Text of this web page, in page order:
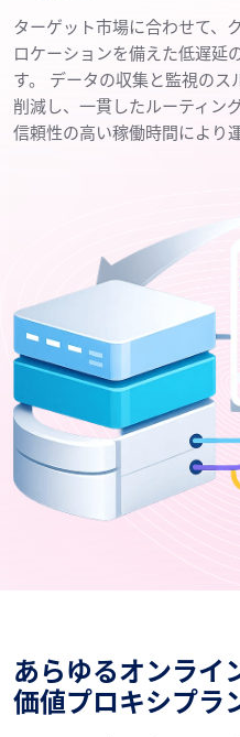
ターゲット市場に合わせて、
ロケーションを備えた低遅延
す。 データの収集と監視のス
削減し、一貫したルーティン
信頼性の高い稼働時間により
あらゆるオンライ
価値プロキシプラ